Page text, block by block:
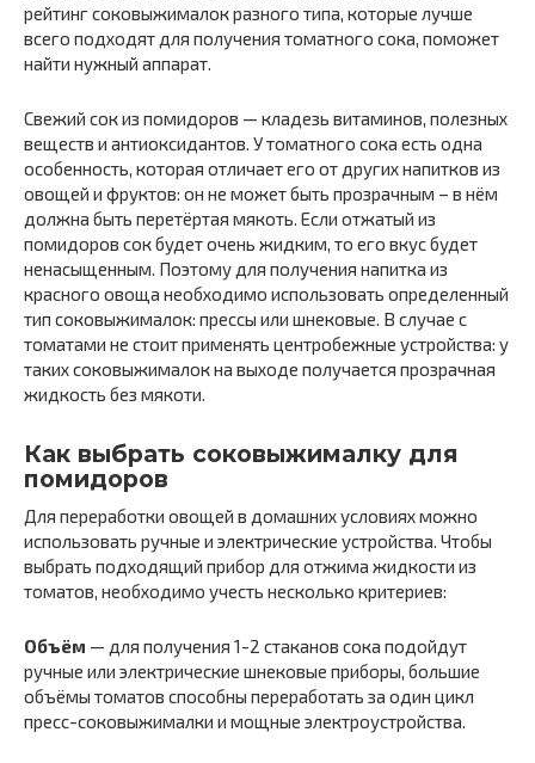
рейтинг соковыжималок разного типа, которые лучше
всего подходят для получения томатного сока, поможет
найти нужный аппарат.
Свежий сок из помидоров — кладезь витаминов, полезных
веществ и антиоксидантов. У томатного сока есть одна
особенность, которая отличает его от других напитков из
овощей и фруктов: он не может быть прозрачным – в нём
должна быть перетёртая мякоть. Если отжатый из
помидоров сок будет очень жидким, то его вкус будет
ненасыщенным. Поэтому для получения напитка из
красного овоща необходимо использовать определенный
тип соковыжималок: прессы или шнековые. В случае с
томатами не стоит применять центробежные устройства: у
таких соковыжималок на выходе получается прозрачная
жидкость без мякоти.
Как выбрать соковыжималку для
помидоров
Для переработки овощей в домашних условиях можно
использовать ручные и электрические устройства. Чтобы
выбрать подходящий прибор для отжима жидкости из
томатов, необходимо учесть несколько критериев:
Объём — для получения 1-2 стаканов сока подойдут
ручные или электрические шнековые приборы, большие
объёмы томатов способны переработать за один цикл
пресс-соковыжималки и мощные электроустройства.